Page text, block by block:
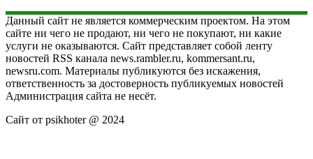
Данный сайт не является коммерческим проектом. На этом
сайте ни чего не продают, ни чего не покупают, ни какие
услуги не оказываются. Сайт представляет собой ленту
новостей RSS канала news.rambler.ru, kommersant.ru,
newsru.com. Материалы публикуются без искажения,
ответственность за достоверность публикуемых новостей
Администрация сайта не несёт.
Сайт от psikhoter @ 2024